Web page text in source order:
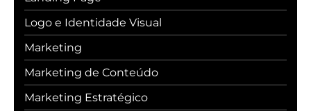
Logo e Identidade Visual
Marketing
Marketing de Conteúdo
Marketing Estratégico